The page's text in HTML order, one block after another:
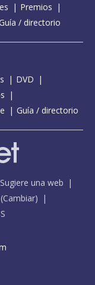
Premios
/ directorio
DVD
Guía / directorio
Sugiere una web
(Cambiar)